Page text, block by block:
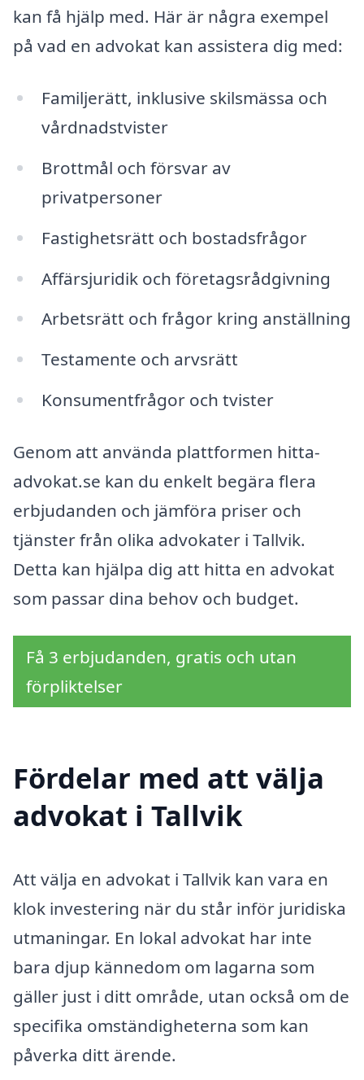
kan få hjälp med. Här är några exempel
på vad en advokat kan assistera dig med:
Familjerätt, inklusive skilsmässa och
vårdnadstvister
Brottmål och försvar av
privatpersoner
Fastighetsrätt och bostadsfrågor
Affärsjuridik och företagsrådgivning
Arbetsrätt och frågor kring anställning
Testamente och arvsrätt
Konsumentfrågor och tvister
Genom att använda plattformen hitta-
advokat.se kan du enkelt begära flera
erbjudanden och jämföra priser och
tjänster från olika advokater i Tallvik.
Detta kan hjälpa dig att hitta en advokat
som passar dina behov och budget.
Få 3 erbjudanden, gratis och utan
förpliktelser
Fördelar med att välja
advokat i Tallvik
Att välja en advokat i Tallvik kan vara en
klok investering när du står inför juridiska
utmaningar. En lokal advokat har inte
bara djup kännedom om lagarna som
gäller just i ditt område, utan också om de
specifika omständigheterna som kan
påverka ditt ärende.